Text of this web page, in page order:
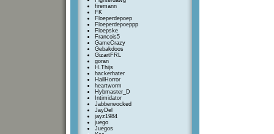
firemann
FK
Floeperdepoep
Floeperdepoeppp
Floepske
Francois5
GameCrazy
Gebakdoos
GizartFRL
goran
H.Thijs
hackerhater
HailHorror
heartworm
Hybmaster_D
Intimidator
Jabberwocked
JayDel
jayz1984
juego
Juegos